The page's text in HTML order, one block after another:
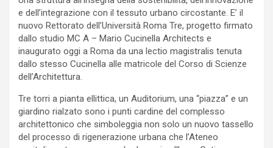
e dell’integrazione con il tessuto urbano circostante. E’ il
nuovo Rettorato dell’Università Roma Tre, progetto firmato
dallo studio MC A – Mario Cucinella Architects e
inaugurato oggi a Roma da una lectio magistralis tenuta
dallo stesso Cucinella alle matricole del Corso di Scienze
dell’Architettura.
Tre torri a pianta ellittica, un Auditorium, una “piazza” e un
giardino rialzato sono i punti cardine del complesso
architettonico che simboleggia non solo un nuovo tassello
del processo di rigenerazione urbana che l’Ateneo